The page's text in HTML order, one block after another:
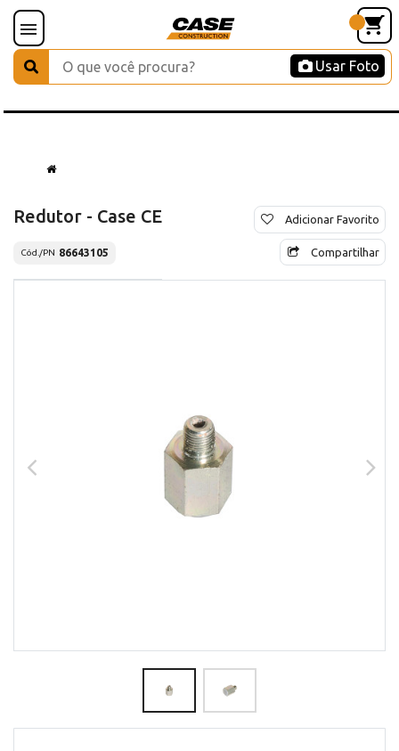
Usar Foto
Redutor - Case CE
Cód./PN 86643105
Adicionar Favorito
Compartilhar